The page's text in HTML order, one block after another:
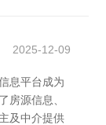
2025-12-09
息平台成为
房源信息、
及中介提供